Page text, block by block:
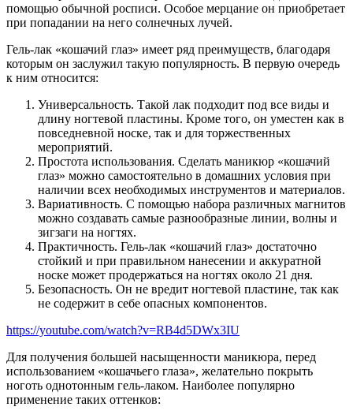
помощью обычной росписи. Особое мерцание он приобретает
при попадании на него солнечных лучей.
Гель-лак «кошачий глаз» имеет ряд преимуществ, благодаря
которым он заслужил такую популярность. В первую очередь
к ним относится:
Универсальность. Такой лак подходит под все виды и
длину ногтевой пластины. Кроме того, он уместен как в
повседневной носке, так и для торжественных
мероприятий.
Простота использования. Сделать маникюр «кошачий
глаз» можно самостоятельно в домашних условия при
наличии всех необходимых инструментов и материалов.
Вариативность. С помощью набора различных магнитов
можно создавать самые разнообразные линии, волны и
зигзаги на ногтях.
Практичность. Гель-лак «кошачий глаз» достаточно
стойкий и при правильном нанесении и аккуратной
носке может продержаться на ногтях около 21 дня.
Безопасность. Он не вредит ногтевой пластине, так как
не содержит в себе опасных компонентов.
https://youtube.com/watch?v=RB4d5DWx3IU
Для получения большей насыщенности маникюра, перед
использованием «кошачьего глаза», желательно покрыть
ноготь однотонным гель-лаком. Наиболее популярно
применение таких оттенков: